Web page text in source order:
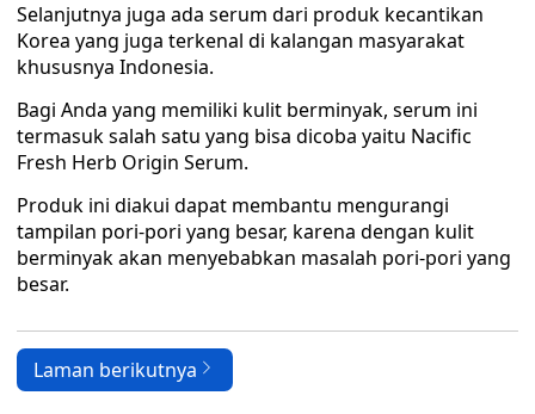
Selanjutnya juga ada serum dari produk kecantikan
Korea yang juga terkenal di kalangan masyarakat
khususnya Indonesia.
Bagi Anda yang memiliki kulit berminyak, serum ini
termasuk salah satu yang bisa dicoba yaitu Nacific
Fresh Herb Origin Serum.
Produk ini diakui dapat membantu mengurangi
tampilan pori-pori yang besar, karena dengan kulit
berminyak akan menyebabkan masalah pori-pori yang
besar.
Laman berikutnya